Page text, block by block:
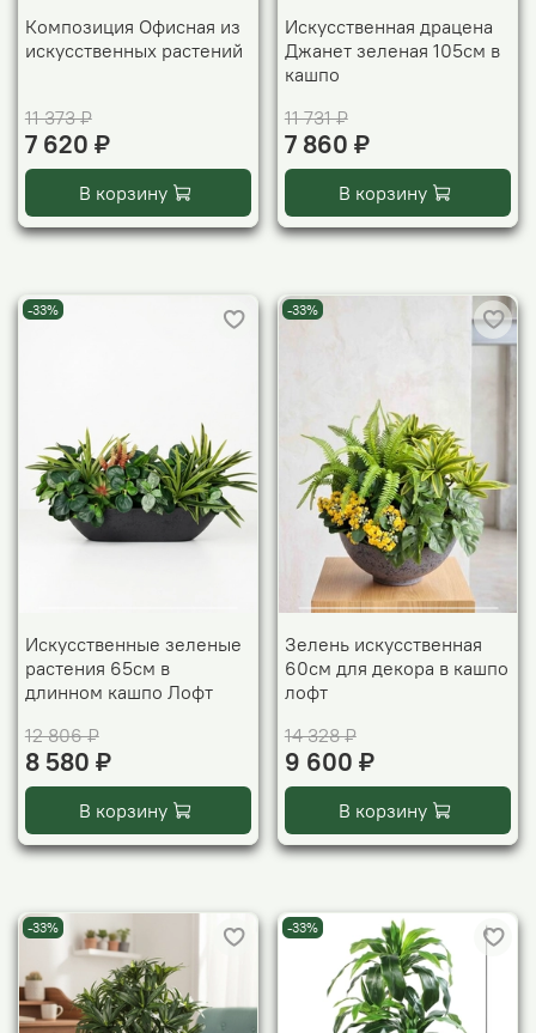
Композиция Офисная из
искусственных растений
11 373 ₽
7 620 ₽
В корзину
Искусственная драцена
Джанет зеленая 105см в
кашпо
11 731 ₽
7 860 ₽
В корзину
-33%
Искусственные зеленые
растения 65см в
длинном кашпо Лофт
12 806 ₽
8 580 ₽
В корзину
-33%
Зелень искусственная
60см для декора в кашпо
лофт
14 328 ₽
9 600 ₽
В корзину
-33% -33%